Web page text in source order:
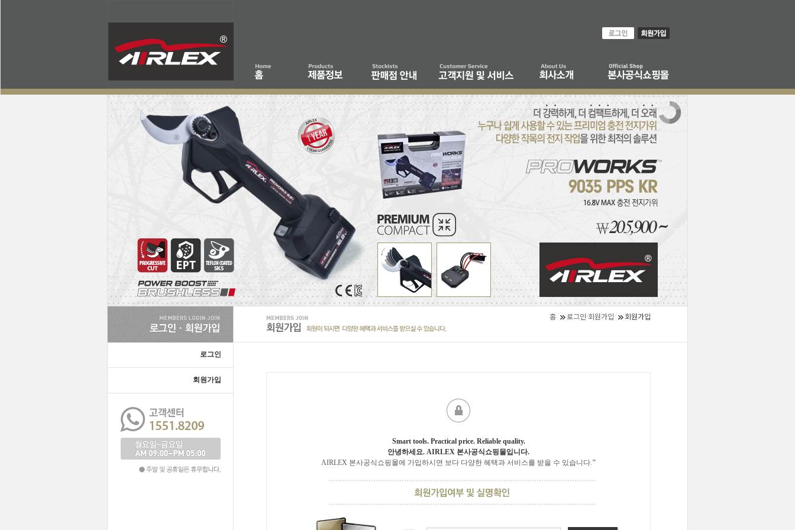
로그인
회원가입
홈 로그인·회원가입 회원가입
Smart tools. Practical price. Reliable quality.
안녕하세요. AIRLEX 본사공식쇼핑몰입니다.
AIRLEX 본사공식쇼핑몰에 가입하시면 보다 다양한 혜택과 서비스를 받을 수 있습니다."